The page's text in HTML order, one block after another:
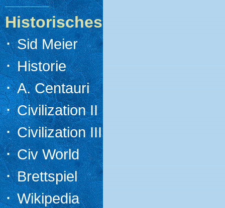
Historisches
·Sid Meier
·Historie
·A. Centauri
·Civilization II
·Civilization III
·Civ World
·Brettspiel
·Wikipedia